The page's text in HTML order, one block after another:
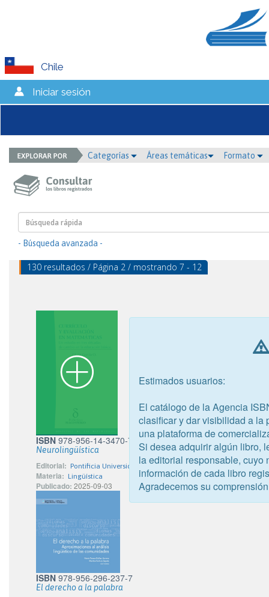
Chile
Iniciar sesión
Categorías Áreas temáticas Formato
- Búsqueda avanzada -
130 resultados / Página 2 / mostrando 7 - 12
ISBN 978-956-14-3470-7
Neurolingüística
Editorial: Pontificia Universidad Católica de Chile
Materia: Lingüística
Publicado: 2025-09-03
ISBN 978-956-296-237-7
El derecho a la palabra
Estimados usuarios:
El catálogo de la Agencia
clasificar y dar visibilidad a la
una plataforma de
Si desea adquirir algún libro,
la editorial responsable, cuyo
información de cada libro
Agradecemos su